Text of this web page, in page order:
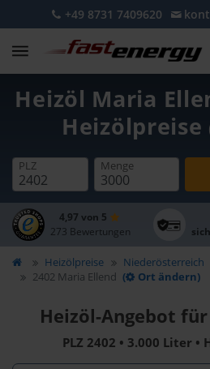
+49 8731 7409620
Heizöl Maria
Heizölpreise
PLZ Menge
4,97 von 5
273 Bewertungen
Heizölpreise Niederösterreich
2402 Maria Ellend ( Ort ändern)
Heizöl-Angebot
PLZ 2402 • 3.000 Liter •